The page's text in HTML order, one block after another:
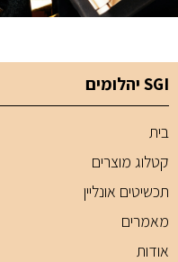
SGI יהלומים
בית
קטלוג מוצרים
תכשיטים אונליין
מאמרים
אודות